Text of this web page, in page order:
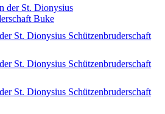
der St. Dionysius
Buke
St. Dionysius Schützenbruderschaft
St. Dionysius Schützenbruderschaft
St. Dionysius Schützenbruderschaft